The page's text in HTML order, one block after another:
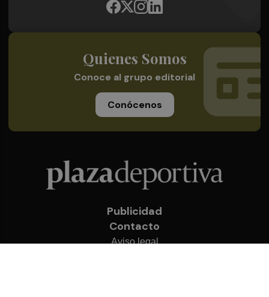
Quienes Somos
Conoce al grupo editorial
Conócenos
Publicidad
Contacto
Aviso legal